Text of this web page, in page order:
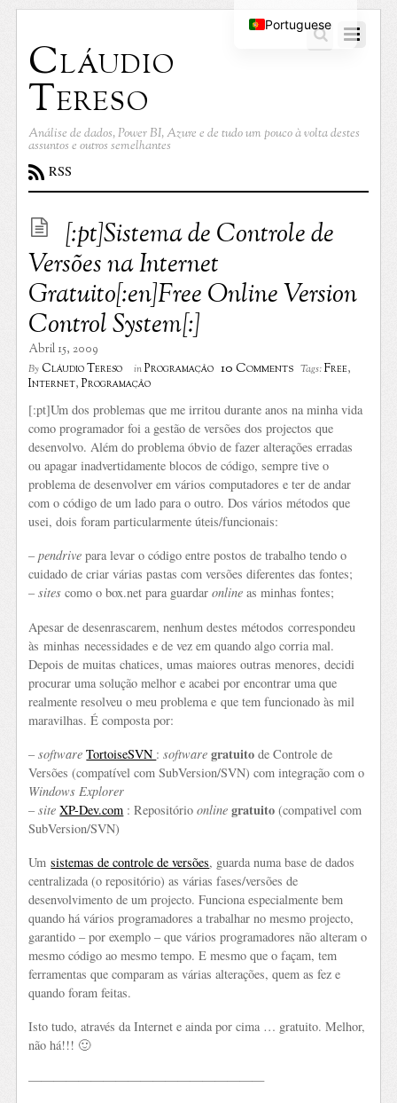
Cláudio
Tereso
Análise de dados, Power BI, Azure e de tudo um pouco à volta destes
assuntos e outros semelhantes
RSS
[:pt]Sistema de Controle de
Versões na Internet
Gratuito[:en]Free Online Version
Control System[:]
Abril 15, 2009
By Cláudio Tereso inProgramação 10 Comments Tags:Free,
Internet,Programação
[:pt]Um dos problemas que me irritou durante anos na minha vida
como programador foi a gestão de versões dos projectos que
desenvolvo. Além do problema óbvio de fazer alterações erradas
ou apagar inadvertidamente blocos de código, sempre tive o
problema de desenvolver em vários computadores e ter de andar
com o código de um lado para o outro. Dos vários métodos que
usei, dois foram particularmente úteis/funcionais:
–pendrivepara levar o código entre postos de trabalho tendo o
cuidado de criar várias pastas com versões diferentes das fontes;
–sitescomo o box.net para guardaronlineas minhas fontes;
Apesar de desenrascarem, nenhum destes métodos correspondeu
às minhas necessidades e de vez em quando algo corria mal.
Depois de muitas chatices, umas maiores outras menores, decidi
procurar uma solução melhor e acabei por encontrar uma que
realmente resolveu o meu problema e que tem funcionado às mil
maravilhas. É composta por:
–softwareTortoiseSVN :softwaregratuito de Controle de
Versões (compatível com SubVersion/SVN) com integração com o
Windows Explorer
–siteXP-Dev.com : Repositórioonlinegratuito(compativel com
SubVersion/SVN)
Umsistemas de controle de versões, guarda numa base de dados
centralizada (o repositório) as várias fases/versões de
desenvolvimento de um projecto. Funciona especialmente bem
quando há vários programadores a trabalhar no mesmo projecto,
garantido – por exemplo – que vários programadores não alteram o
mesmo código ao mesmo tempo. E mesmo que o façam, tem
ferramentas que comparam as várias alterações, quem as fez e
quando foram feitas.
Isto tudo, através da Internet e ainda por cima … gratuito. Melhor,
não há!!! 🙂
———————————————————
Portuguese